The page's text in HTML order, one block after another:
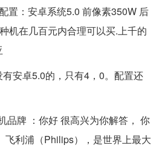
置：安卓系统5.0 前像素350W 后
机在几百元内合理可以买.上千的
安卓5.0的，只有4，0。配置还
品牌 ：你好 很高兴为你解答， 你
飞利浦（Philips），是世界上最大